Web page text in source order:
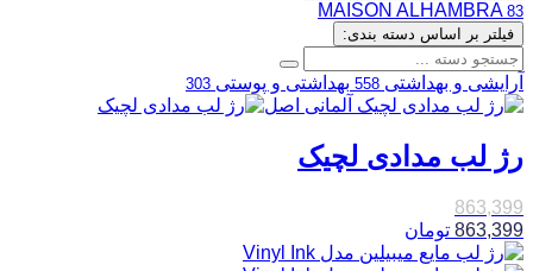
MAISON ALHAMBRA 83
فیلتر بر اساس دسته بندی:
آرایشی و بهداشتی 558 بهداشتی و پوستی 303
رژ لب مدادی لچیک
863,399
863,399 تومان